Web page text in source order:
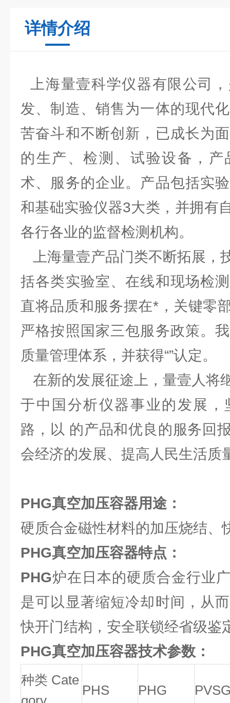
详情介绍
上海量壹科学仪器有限公司
发、制造、销售为一体的现代
苦奋斗和不断创新，已成长为
的生产、检测、试验设备，
术、服务的企业。产品包括实
和基础实验仪器3大类，并拥有
各行各业的监督检测机构。
上海量壹产品门类不断拓展，
括各类实验室、在线和现场检
直将品质和服务摆在*，关键零
严格按照国家三包服务政策。
质量管理体系，并获得“”认定。
在新的发展征途上，量壹人将
于中国分析仪器事业的发展，
路，以 的产品和优良的服务回
会经济的发展、提高人民生活质
PHG真空加压容器用途：
硬质合金磁性材料的加压烧结、
PHG真空加压容器特点：
PHG炉在日本的硬质合金行业
是可以显著缩短冷却时间，从
快开门结构，安全联锁经省级鉴
PHG真空加压容器技术参数：
种类 Cate
PHS PHG